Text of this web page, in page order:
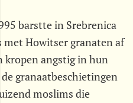
barstte in Srebrenica
met Howitser granaten af
kropen angstig in hun
granaatbeschietingen
moslims die